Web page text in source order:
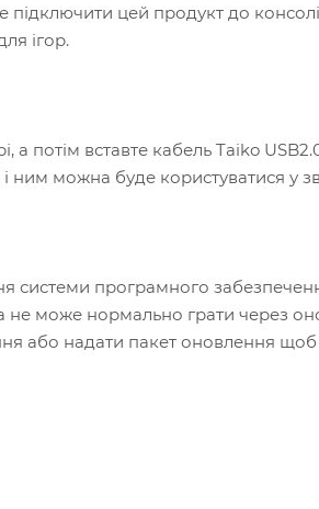
підключити цей продукт до
ігор.
а потім вставте кабель Taiko
і ним можна буде користуватися у
системи програмного
не може нормально грати через
або надати пакет оновлення